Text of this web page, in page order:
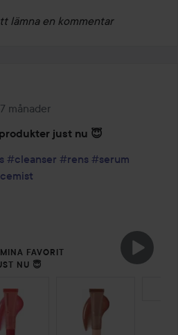
lämna en kommentar
Ambassador.
7 månader
Inlägget skapades 7 månader
just nu 😇
#cleanser #rens #serum
FAVORIT
NU 😇